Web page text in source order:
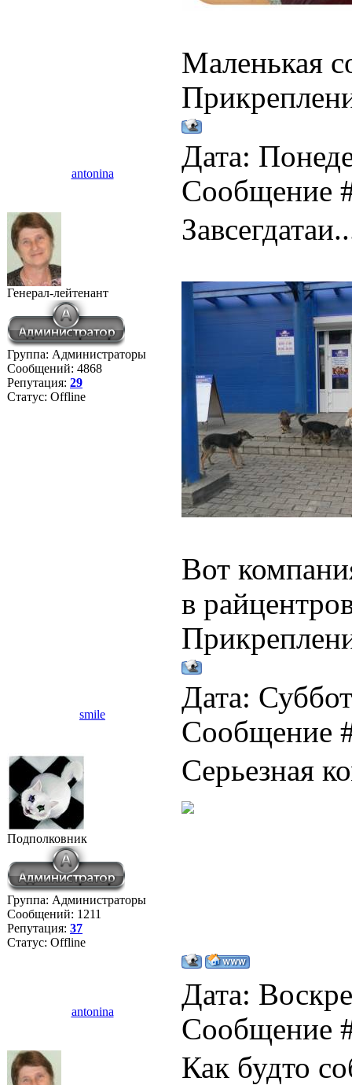
Маленькая
antonina
Дата:
Сообщение
Генерал-лейтенант
Группа: Администраторы
Сообщений: 4868
Репутация: 29
Статус: Offline
Вот
в
smile
Дата:
Сообщение
Подполковник
Группа: Администраторы
Сообщений: 1211
Репутация: 37
Статус: Offline
Серьезная
antonina
Дата:
Сообщение
Как будто